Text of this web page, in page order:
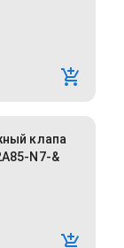
клапа
N7-&